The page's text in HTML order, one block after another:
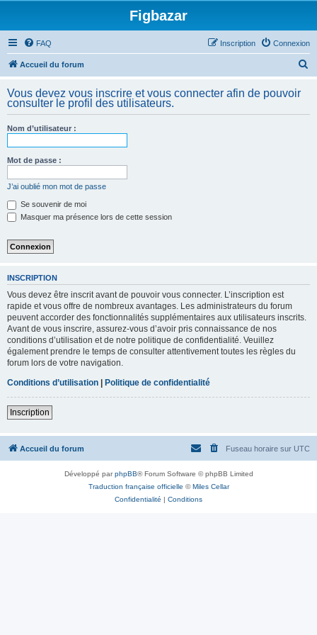
Figbazar
FAQ Connexion
Inscription
Accueil du forum
h
Vous devez vous inscrire et vous connecter afin de pouvoir
consulter le profil des utilisateurs.
Nom d’utilisateur :
Mot de passe :
J’ai oublié mon mot de passe
Se souvenir de moi
Masquer ma présence lors de cette session
INSCRIPTION
Vous devez être inscrit avant de pouvoir vous connecter. L’inscription est
rapide et vous offre de nombreux avantages. Les administrateurs du forum
peuvent accorder des fonctionnalités supplémentaires aux utilisateurs inscrits.
Avant de vous inscrire, assurez-vous d’avoir pris connaissance de nos
conditions d’utilisation et de notre politique de confidentialité. Veuillez
également prendre le temps de consulter attentivement toutes les règles du
forum lors de votre navigation.
Conditions d’utilisation | Politique de confidentialité
Inscription
Accueil du forum Fuseau horaire sur UTC
Développé parphpBB® Forum Software © phpBB Limited
Traduction française officielle ©Miles Cellar
Confidentialité | Conditions